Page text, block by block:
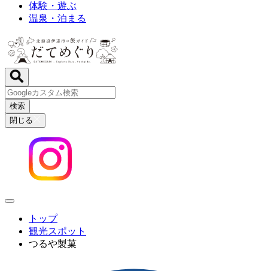
体験・遊ぶ
温泉・泊まる
検索
閉じる
トップ
観光スポット
つるや製菓